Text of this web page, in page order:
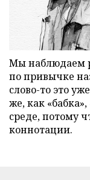
Мы наблюдаем
по привычке
слово-то это
же, как
среде, потому
коннотации.